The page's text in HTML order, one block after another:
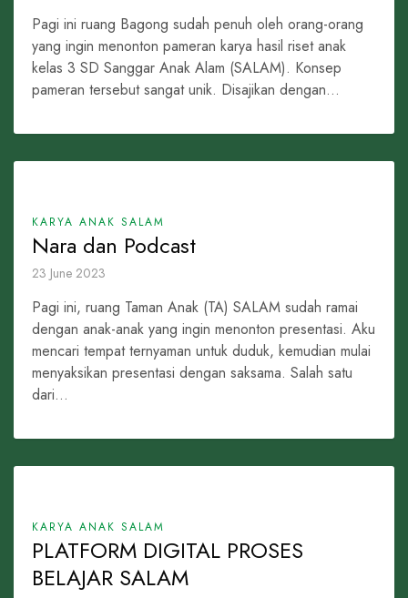
Pagi ini ruang Bagong sudah penuh oleh orang-orang
yang ingin menonton pameran karya hasil riset anak
kelas 3 SD Sanggar Anak Alam (SALAM). Konsep
pameran tersebut sangat unik. Disajikan dengan...
KARYA ANAK SALAM
Nara dan Podcast
23 June 2023
Pagi ini, ruang Taman Anak (TA) SALAM sudah ramai
dengan anak-anak yang ingin menonton presentasi. Aku
mencari tempat ternyaman untuk duduk, kemudian mulai
menyaksikan presentasi dengan saksama. Salah satu
dari...
KARYA ANAK SALAM
PLATFORM DIGITAL PROSES
BELAJAR SALAM